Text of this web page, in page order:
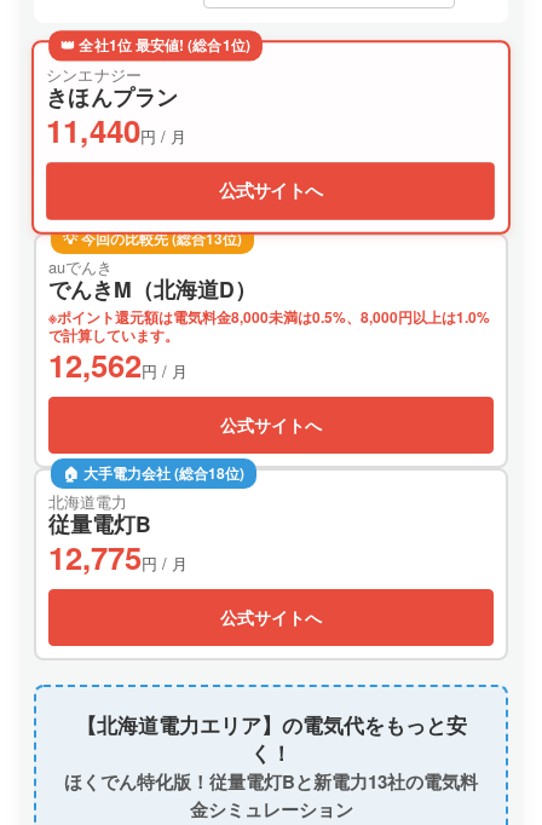
👑 全社1位 最安値! (総合1位)
シンエナジー
きほんプラン
11,440円 / 月
公式サイトへ
💡 今回の比較先 (総合13位)
auでんき
でんきM（北海道D）
※ポイント還元額は電気料金8,000未満は0.5%、8,000円以上は1.0%
で計算しています。
12,562円 / 月
公式サイトへ
🏠 大手電力会社 (総合18位)
北海道電力
従量電灯B
12,775円 / 月
公式サイトへ
【北海道電力エリア】の電気代をもっと安
く！
ほくでん特化版！従量電灯Bと新電力13社の電気料
金シミュレーション